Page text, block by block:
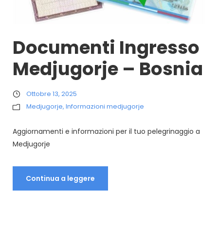
Documenti Ingresso
Medjugorje – Bosnia
Ottobre 13, 2025
Medjugorje, Informazioni medjugorje
Aggiornamenti e informazioni per il tuo pelegrinaggio a
Medjugorje
Continua a leggere